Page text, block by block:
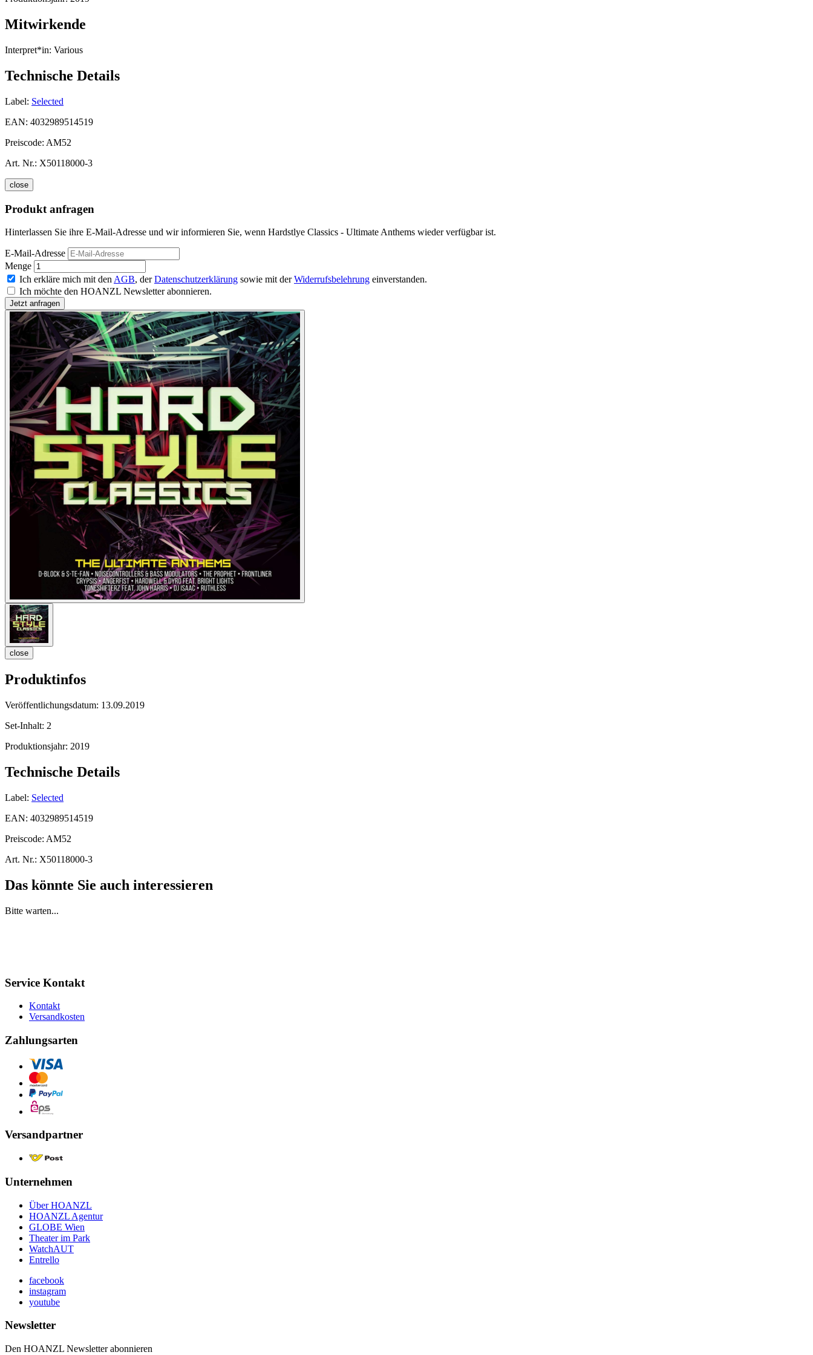
Mitwirkende
Interpret*in: Various
Technische Details
Label: Selected
EAN: 4032989514519
Preiscode: AM52
Art. Nr.: X50118000-3
close
Produkt anfragen
Hinterlassen Sie ihre E-Mail-Adresse und wir informieren Sie, wenn Hardstlye Classics - Ultimate Anthems wieder verfügbar ist.
E-Mail-Adresse
Menge
Ich erkläre mich mit den AGB, derDatenschutzerklärung sowie mit derWiderrufsbelehrung einverstanden.
Ich möchte den HOANZL Newsletter abonnieren.
close
Produktinfos
Veröffentlichungsdatum: 13.09.2019
Set-Inhalt: 2
Produktionsjahr: 2019
Technische Details
Label: Selected
EAN: 4032989514519
Preiscode: AM52
Art. Nr.: X50118000-3
Das könnte Sie auch interessieren
Bitte warten...
Service Kontakt
Kontakt
Versandkosten
Zahlungsarten
Versandpartner
Unternehmen
Über HOANZL
HOANZL Agentur
GLOBE Wien
Theater im Park
WatchAUT
Entrello
facebook
instagram
youtube
Newsletter
Den HOANZL Newsletter abonnieren